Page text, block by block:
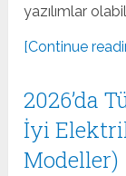
yazılımlar
[Continue
2026’da
İyi
Modeller)